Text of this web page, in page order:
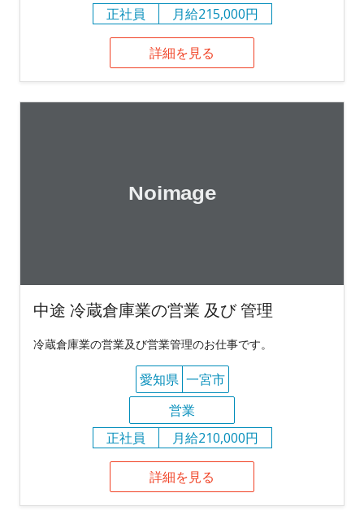
正社員
月給215,000円
詳細を見る
中途 冷蔵倉庫業の営業 及び 管理
冷蔵倉庫業の営業及び営業管理のお仕事です。
愛知県 一宮市
営業
正社員
月給210,000円
詳細を見る